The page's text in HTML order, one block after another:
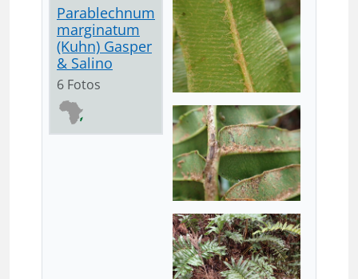
Parablechnum
marginatum
(Kuhn) Gasper
& Salino
6 Fotos